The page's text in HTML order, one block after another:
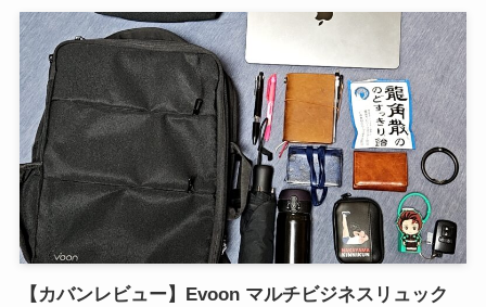
【カバンレビュー】Evoon マルチビジネスリュック